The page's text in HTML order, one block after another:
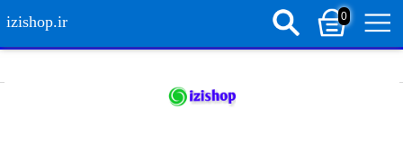
0
izishop.ir